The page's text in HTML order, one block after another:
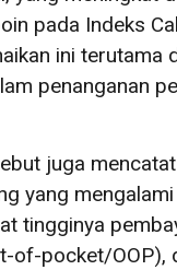
pada Indeks
ini terutama
penanganan
juga
yang
tingginya
of-pocket/OOP),